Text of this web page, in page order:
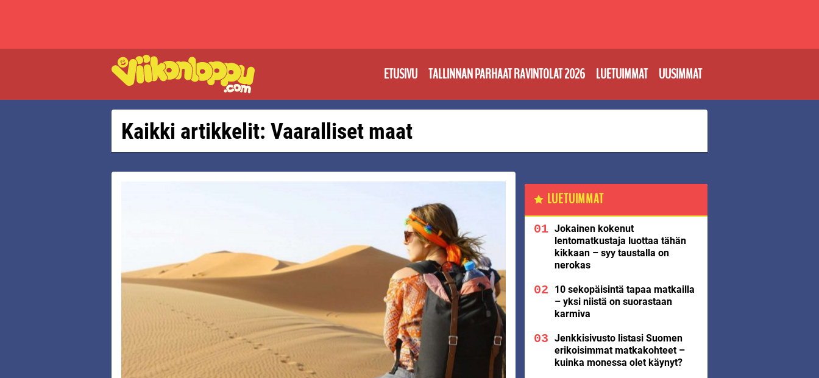
ETUSIVU TALLINNAN PARHAAT RAVINTOLAT 2026 LUETUIMMAT UUSIMMAT
Kaikki artikkelit: Vaaralliset maat
LUETUIMMAT
Jokainen kokenut
lentomatkustaja luottaa tähän
kikkaan – syy taustalla on
nerokas
10 sekopäisintä tapaa matkailla
– yksi niistä on suorastaan
karmiva
Jenkkisivusto listasi Suomen
erikoisimmat matkakohteet –
kuinka monessa olet käynyt?